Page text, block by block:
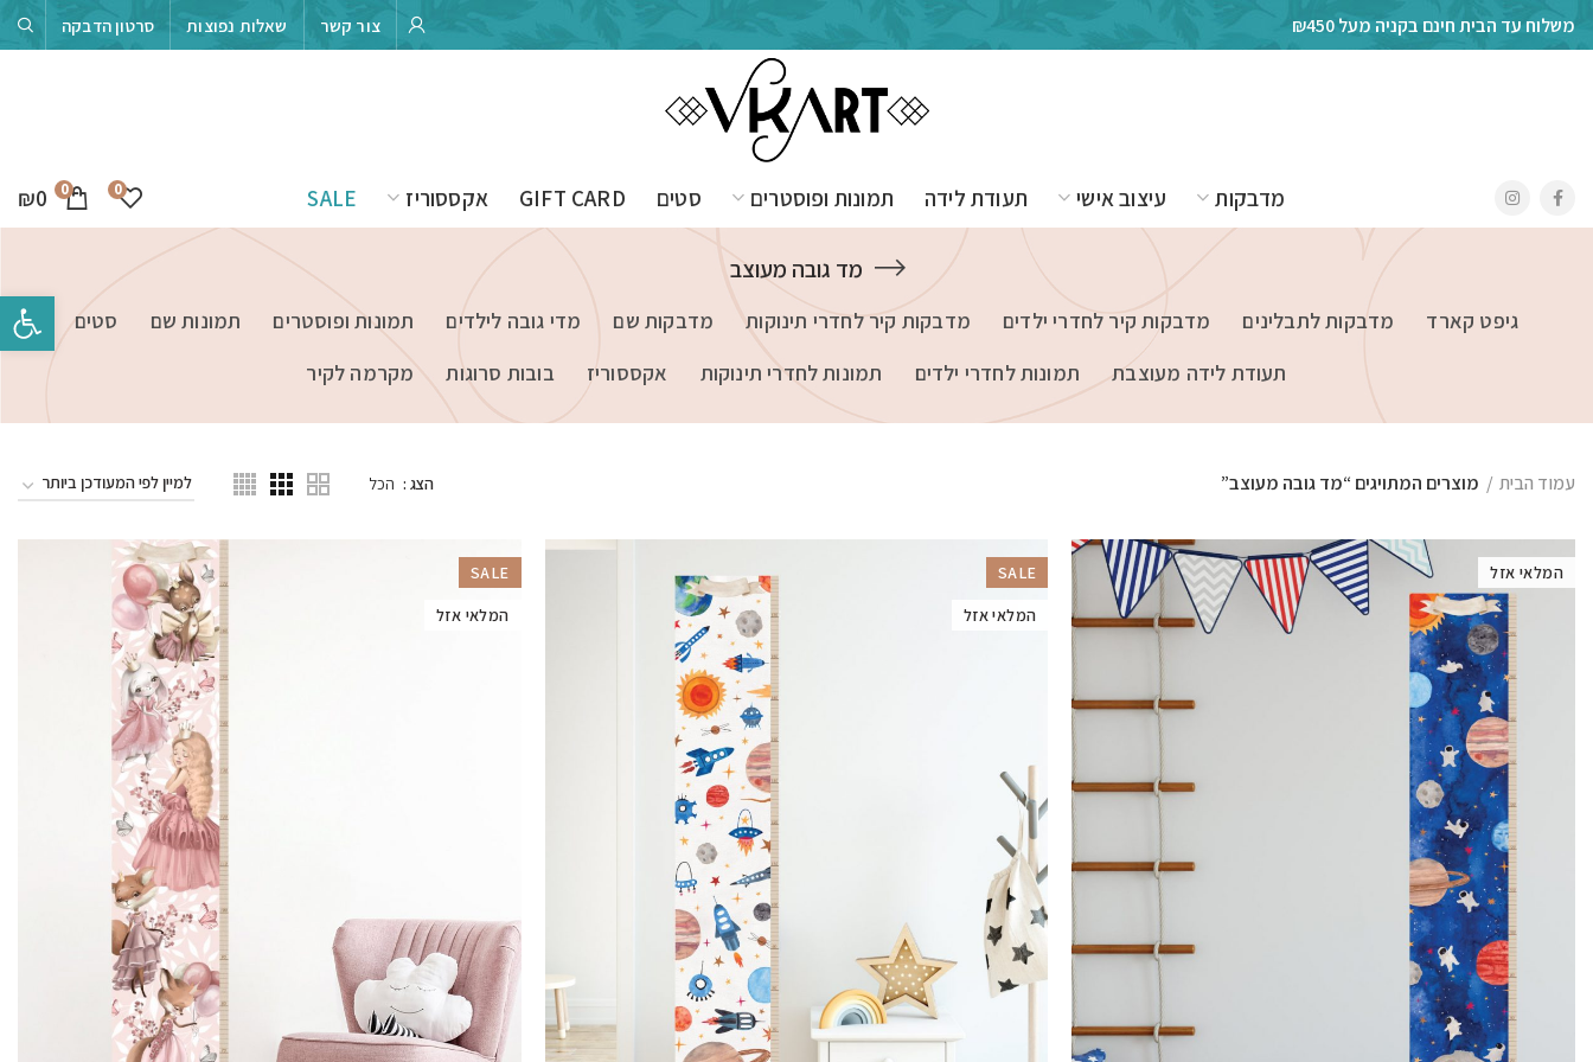
משלוח עד הבית חינם בקניה מעל ₪450 צור קשר שאלות נפוצות סרטון הדבקה
מדבקות עיצוב אישי תעודת לידה תמונות ופוסטרים סטים GIFT CARD אקססוריז SALE
0
0
₪0
מד גובה מעוצב
גיפט קארד מדבקות לתבלינים מדבקות קיר לחדרי ילדים מדבקות קיר לחדרי תינוקות מדבקות שם מדי גובה לילדים תמונות ופוסטרים תמונות שם
סטים
תעודת לידה מעוצבת
תמונות לחדרי ילדים תמונות לחדרי תינוקות אקססוריז בובות סרוגות מקרמה לקיר
עמוד הבית מוצרים המתויגים “מד גובה מעוצב” הצג הכל
המלאי אזל
SALE
המלאי אזל
SALE
המלאי אזל
פתח